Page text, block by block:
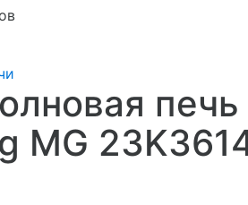
печь
MG